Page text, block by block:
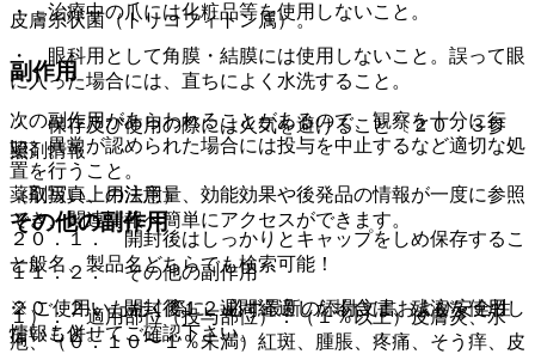
・ 治療中の爪には化粧品等を使用しないこと。
・ 眼科用として角膜・結膜には使用しないこと。誤って眼
に入った場合には、直ちによく水洗すること。
・ 保存及び使用の際には火気を避けること〔２０．３参
照〕。
（取扱い上の注意）
２０．１． 開封後はしっかりとキャップをしめ保存するこ
と。
２０．２． 開封後１２週間経過した場合は、残液を使用し
ないこと。
皮膚糸状菌（トリコフィトン属）。
副作用
次の副作用があらわれることがあるので、観察を十分に行
い、異常が認められた場合には投与を中止するなど適切な処
置を行うこと。
その他の副作用
１１．２． その他の副作用
１）． 適用部位（投与部位）：（１％以上）皮膚炎、水
疱、（０．１０〜１％未満）紅斑、腫脹、疼痛、そう痒、皮
薬剤情報
薬剤写真、用法用量、効能効果や後発品の情報が一度に参照
でき、関連情報へ簡単にアクセスができます。
一般名、製品名どちらでも検索可能！
※ ご使用いただく際に、必ず最新の添付文書および安全性
情報も併せてご確認下さい。